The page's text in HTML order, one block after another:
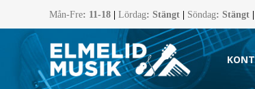
Mån-Fre: 11-18 Lördag: Stängt Söndag: Stängt